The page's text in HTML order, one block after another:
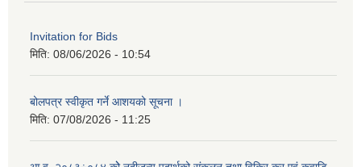
Invitation for Bids
मिति: 08/06/2026 - 10:54
बोलपत्र स्वीकृत गर्ने आशयको सूचना ।
मिति: 07/08/2026 - 11:25